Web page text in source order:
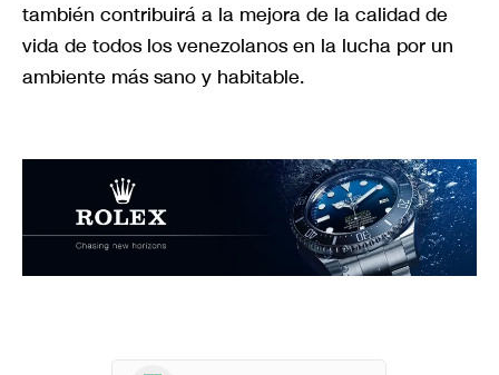
también contribuirá a la mejora de la calidad de
vida de todos los venezolanos en la lucha por un
ambiente más sano y habitable.